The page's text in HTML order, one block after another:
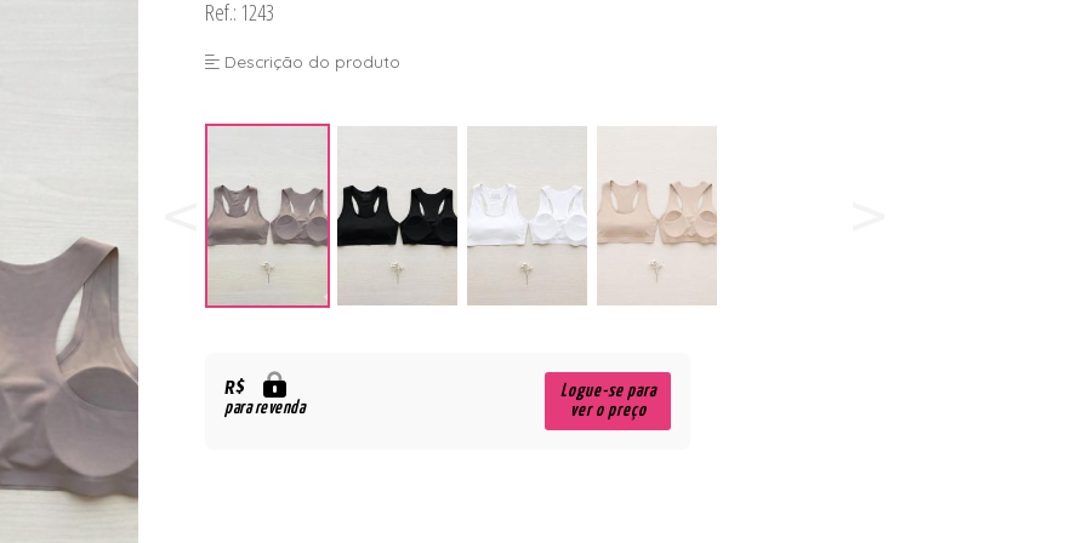
Ref.: 1243
Descrição do produto
R$
para revenda
Logue-se para
ver o preço